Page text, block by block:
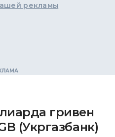
рекламы
гривен
(Укргазбанк)